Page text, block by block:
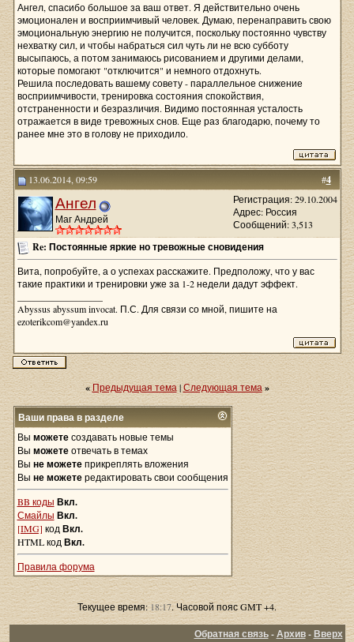
Ангел, спасибо большое за ваш ответ. Я действительно очень
эмоционален и восприимчивый человек. Думаю, перенаправить свою
эмоциональную энергию не получится, поскольку постоянно чувству
нехватку сил, и чтобы набраться сил чуть ли не всю субботу
высыпаюсь, а потом занимаюсь рисованием и другими делами,
которые помогают "отключится" и немного отдохнуть.
Решила последовать вашему совету - параллельное снижение
восприимчивости, тренировка состояния спокойствия,
отстраненности и безразличия. Видимо постоянная усталость
отражается в виде тревожных снов. Еще раз благодарю, почему то
ранее мне это в голову не приходило.
#4
13.06.2014, 09:59
Ангел
Маг Андрей
Регистрация: 29.10.2004
Адрес: Россия
Сообщений: 3,513
Re: Постоянные яркие но тревожные сновидения
Вита, попробуйте, а о успехах расскажите. Предположу, что у вас
такие практики и тренировки уже за 1-2 недели дадут эффект.
Abyssus abyssum invocat. П.С. Для связи со мной, пишите на
ezoterikcom@yandex.ru
«Предыдущая тема|Следующая тема »
Ваши права в разделе
Вы можетесоздавать новые темы
Вы можетеотвечать в темах
Вы не можетеприкреплять вложения
Вы не можетередактировать свои сообщения
BB коды Вкл.
Смайлы Вкл.
[IMG] код Вкл.
HTML код Вкл.
Правила форума
Текущее время:18:17. Часовой пояс GMT +4.
Обратная связь-Архив-Вверх